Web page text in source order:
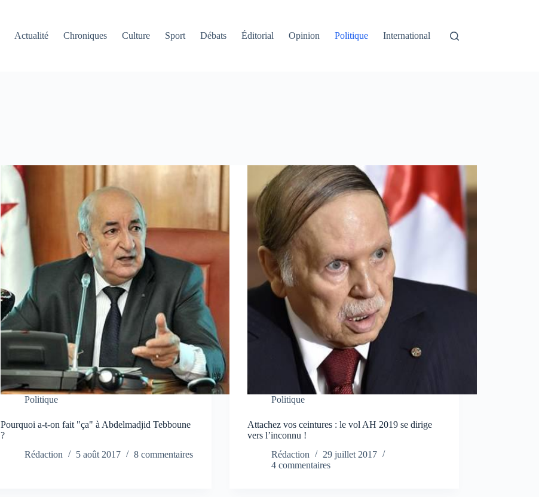
Actualité
Chroniques Culture Sport Débats Éditorial Opinion Politique International
Politique
Pourquoi a-t-on fait "ça" à Abdelmadjid Tebboune
?
Rédaction
5 août 2017 8 commentaires
Politique
Attachez vos ceintures : le vol AH 2019 se dirige
vers l’inconnu !
Rédaction
29 juillet 2017
4 commentaires